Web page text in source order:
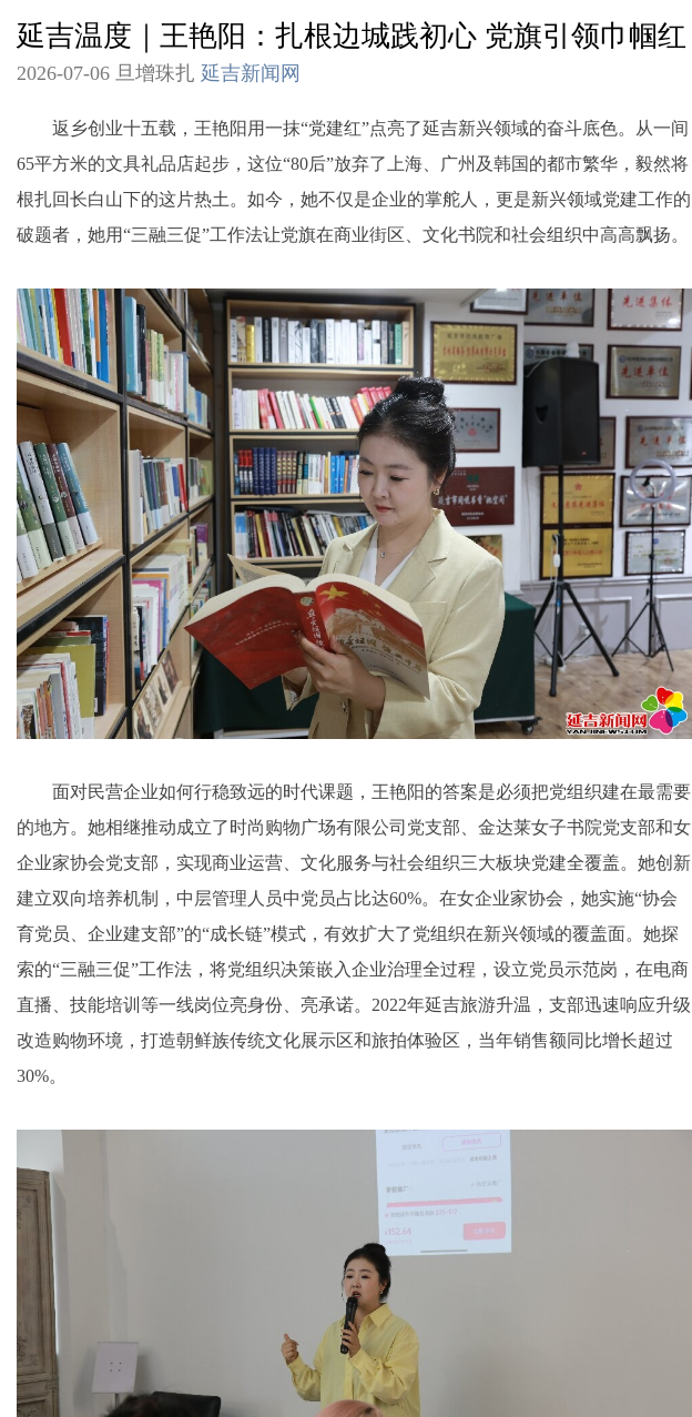
延吉温度｜王艳阳：扎根边城践初心 党旗引领巾帼红
2026-07-06 旦增珠扎 延吉新闻网
返乡创业十五载，王艳阳用一抹“党建红”点亮了延吉新兴领域的奋斗底色。从一间
65平方米的文具礼品店起步，这位“80后”放弃了上海、广州及韩国的都市繁华，毅然将
根扎回长白山下的这片热土。如今，她不仅是企业的掌舵人，更是新兴领域党建工作的
破题者，她用“三融三促”工作法让党旗在商业街区、文化书院和社会组织中高高飘扬。
面对民营企业如何行稳致远的时代课题，王艳阳的答案是必须把党组织建在最需要
的地方。她相继推动成立了时尚购物广场有限公司党支部、金达莱女子书院党支部和女
企业家协会党支部，实现商业运营、文化服务与社会组织三大板块党建全覆盖。她创新
建立双向培养机制，中层管理人员中党员占比达60%。在女企业家协会，她实施“协会
育党员、企业建支部”的“成长链”模式，有效扩大了党组织在新兴领域的覆盖面。她探
索的“三融三促”工作法，将党组织决策嵌入企业治理全过程，设立党员示范岗，在电商
直播、技能培训等一线岗位亮身份、亮承诺。2022年延吉旅游升温，支部迅速响应升级
改造购物环境，打造朝鲜族传统文化展示区和旅拍体验区，当年销售额同比增长超过
30%。